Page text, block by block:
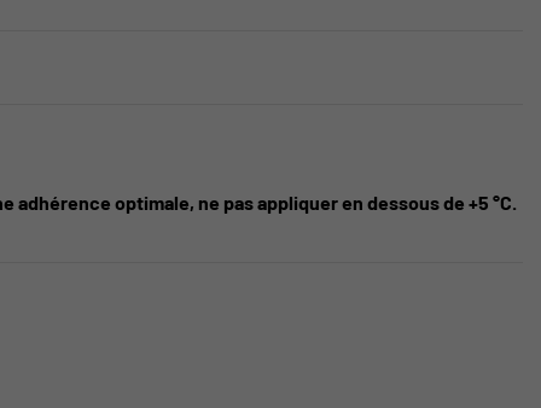
optimale, ne pas appliquer en dessous de +5 °C.